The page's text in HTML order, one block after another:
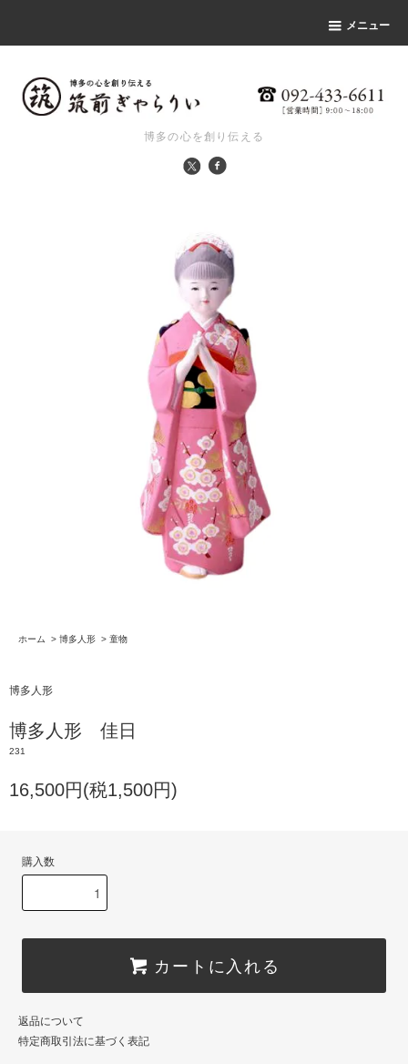
メニュー
博多の心を創り伝える
ホーム > 博多人形 > 童物
博多人形
博多人形 佳日
231
16,500円(税1,500円)
購入数
カートに入れる
返品について
特定商取引法に基づく表記